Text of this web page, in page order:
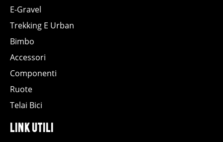
E-Gravel
Trekking E Urban
Bimbo
Accessori
Componenti
Ruote
Telai Bici
Link Utili